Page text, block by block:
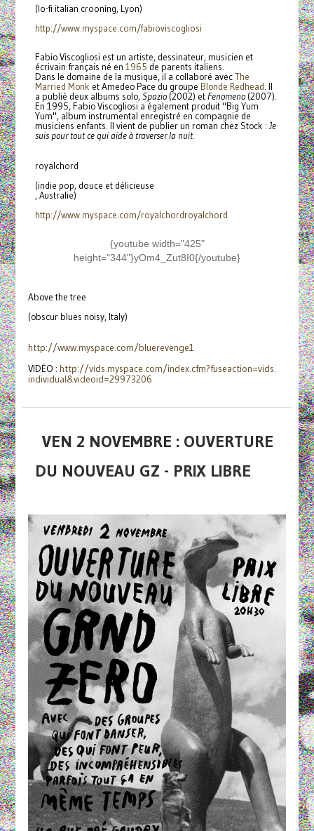
(lo-fi italian crooning, Lyon)
http://www.myspace.com/fabioviscogliosi
Fabio Viscogliosi est un artiste, dessinateur, musicien et
écrivain français né en 1965 de parents italiens.
Dans le domaine de la musique, il a collaboré avecThe
Married Monk et Amedeo Pace du groupe Blonde Redhead. Il
a publié deux albums solo,Spazio(2002) etFenomeno(2007).
En 1995, Fabio Viscogliosi a également produit "Big Yum
Yum", album instrumental enregistré en compagnie de
musiciens enfants. Il vient de publier un roman chez Stock :Je
suis pour tout ce qui aide à traverser la nuit.
royalchord
(indie pop, douce et délicieuse
, Australie)
http://www.myspace.com/royalchordroyalchord
{youtube width="425"
height="344"}yOm4_Zut8I0{/youtube}
Above the tree
(obscur blues noisy, Italy)
http://www.myspace.com/bluerevenge1
VIDÉO : http://vids.myspace.com/index.cfm?fuseaction=vids.
individual&videoid=29973206
VEN 2 NOVEMBRE : OUVERTURE
DU NOUVEAU GZ - PRIX LIBRE